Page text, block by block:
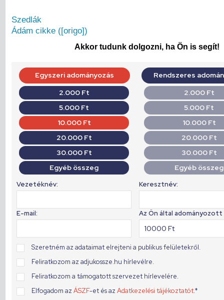
Szedlák
Ádám cikke ([origo])
Akkor tudunk dolgozni, ha Ön is segít!